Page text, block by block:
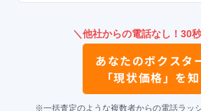
＼他社からの電話なし！30
あなたのボクスタ
「現状価格」を
※一括査定のような複数者からの電話ラッ